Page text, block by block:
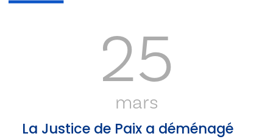
25
mars
La Justice de Paix a déménagé